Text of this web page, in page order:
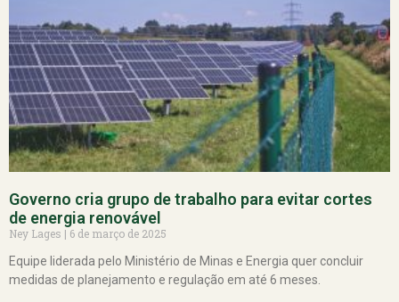
Governo cria grupo de trabalho para evitar cortes
de energia renovável
Ney Lages
6 de março de 2025
Equipe liderada pelo Ministério de Minas e Energia quer concluir
medidas de planejamento e regulação em até 6 meses.